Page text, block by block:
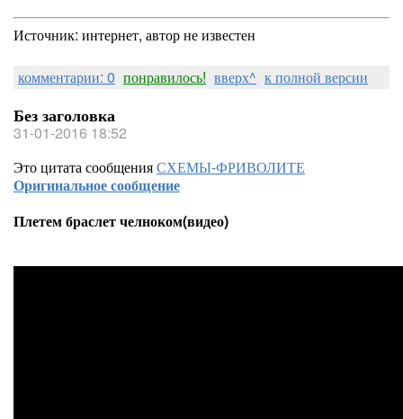
Источник: интернет, автор не известен
комментарии: 0 понравилось! вверх^ к полной версии
Без заголовка
31-01-2016 18:52
Это цитата сообщенияСХЕМЫ-ФРИВОЛИТЕ
Оригинальное сообщение
Плетем браслет челноком(видео)